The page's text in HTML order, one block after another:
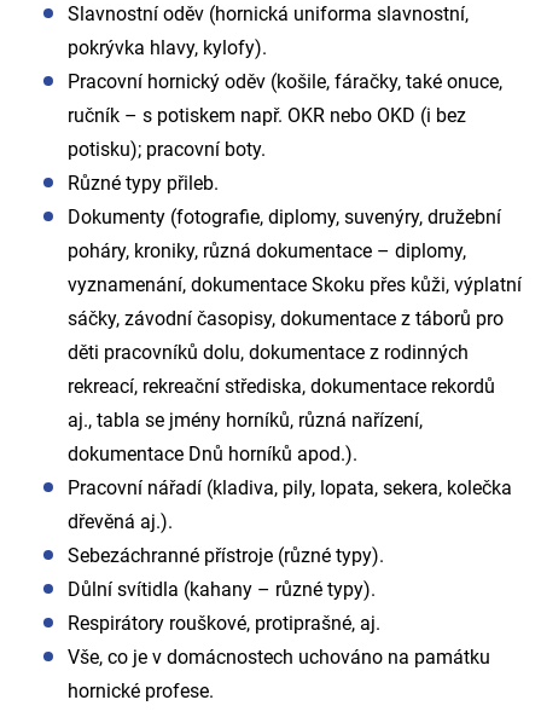
Slavnostní oděv (hornická uniforma slavnostní,
pokrývka hlavy, kylofy).
Pracovní hornický oděv (košile, fáračky, také onuce,
ručník – s potiskem např. OKR nebo OKD (i bez
potisku); pracovní boty.
Různé typy přileb.
Dokumenty (fotografie, diplomy, suvenýry, družební
poháry, kroniky, různá dokumentace – diplomy,
vyznamenání, dokumentace Skoku přes kůži, výplatní
sáčky, závodní časopisy, dokumentace z táborů pro
děti pracovníků dolu, dokumentace z rodinných
rekreací, rekreační střediska, dokumentace rekordů
aj., tabla se jmény horníků, různá nařízení,
dokumentace Dnů horníků apod.).
Pracovní nářadí (kladiva, pily, lopata, sekera, kolečka
dřevěná aj.).
Sebezáchranné přístroje (různé typy).
Důlní svítidla (kahany – různé typy).
Respirátory rouškové, protiprašné, aj.
Vše, co je v domácnostech uchováno na památku
hornické profese.